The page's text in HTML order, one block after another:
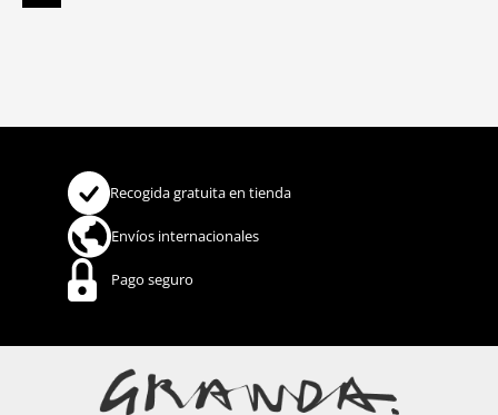
Recogida gratuita en tienda
Envíos internacionales
Pago seguro